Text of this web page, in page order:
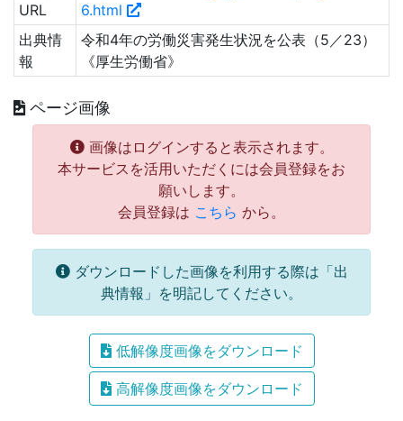
URL
6.html
出典情
報
令和4年の労働災害発生状況を公表（5／23）
《厚生労働省》
ページ画像
画像はログインすると表示されます。
本サービスを活用いただくには会員登録をお
願いします。
会員登録は こちら から。
ダウンロードした画像を利用する際は「出
典情報」を明記してください。
低解像度画像をダウンロード
高解像度画像をダウンロード